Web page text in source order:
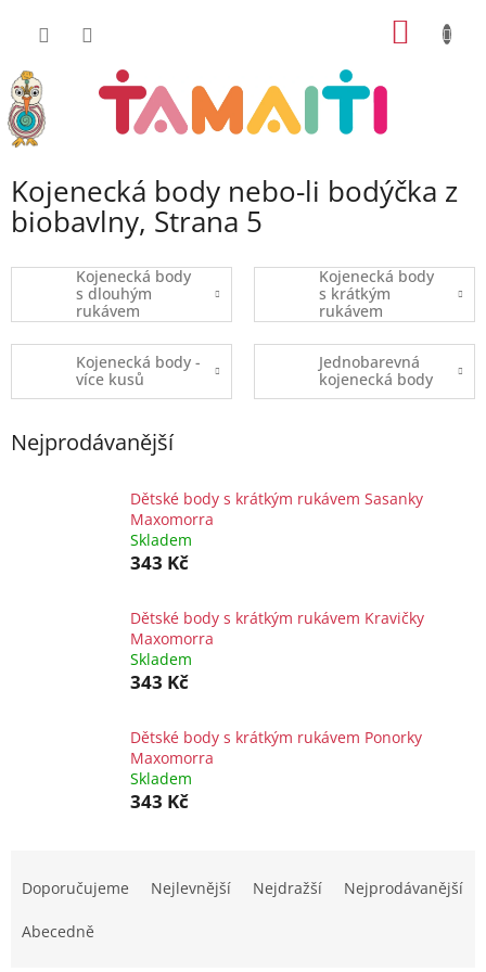
Kojenecká body nebo-li bodýčka z
biobavlny, Strana 5
Kojenecká body
s dlouhým
rukávem
Kojenecká body
s krátkým
rukávem
Kojenecká body -
více kusů
Jednobarevná
kojenecká body
Nejprodávanější
Dětské body s krátkým rukávem Sasanky
Maxomorra
Skladem
343 Kč
Dětské body s krátkým rukávem Kravičky
Maxomorra
Skladem
343 Kč
Dětské body s krátkým rukávem Ponorky
Maxomorra
Skladem
343 Kč
Doporučujeme Nejlevnější Nejdražší Nejprodávanější
Abecedně